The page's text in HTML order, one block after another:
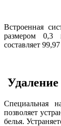
Встроенная
размером 0,3
составляет
Специальная
позволяет
белья.